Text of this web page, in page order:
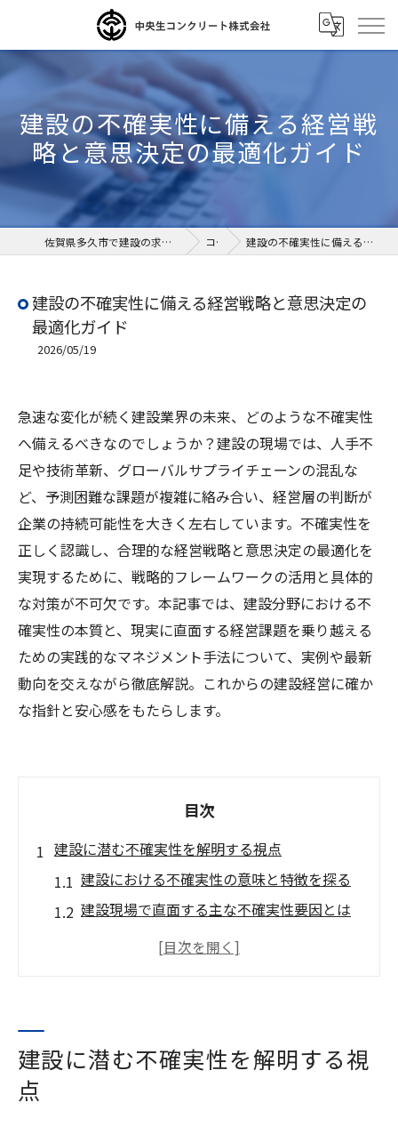
建設の不確実性に備える経営戦
略と意思決定の最適化ガイド
佐賀県多久市で建設の求人なら中央生コンクリート株式会社 コラム 建設の不確実性に備える経営戦略と意思決定の最適化ガイド
建設の不確実性に備える経営戦略と意思決定の
最適化ガイド
2026/05/19
急速な変化が続く建設業界の未来、どのような不確実性
へ備えるべきなのでしょうか？建設の現場では、人手不
足や技術革新、グローバルサプライチェーンの混乱な
ど、予測困難な課題が複雑に絡み合い、経営層の判断が
企業の持続可能性を大きく左右しています。不確実性を
正しく認識し、合理的な経営戦略と意思決定の最適化を
実現するために、戦略的フレームワークの活用と具体的
な対策が不可欠です。本記事では、建設分野における不
確実性の本質と、現実に直面する経営課題を乗り越える
ための実践的なマネジメント手法について、実例や最新
動向を交えながら徹底解説。これからの建設経営に確か
な指針と安心感をもたらします。
目次
建設に潜む不確実性を解明する視点
建設における不確実性の意味と特徴を探る
建設現場で直面する主な不確実性要因とは
建設業界における2045年問題の本質を考察
整理
建設に潜む不確実性を解明する視
点